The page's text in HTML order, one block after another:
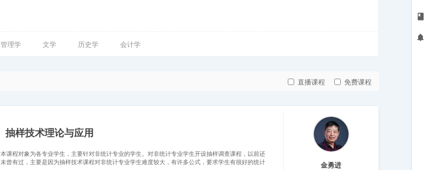
管理学 文学 历史学 会计学
直播课程 免费课程
抽样技术理论与应用
本课程对象为各专业学生，主要针对非统计专业的学生。对非统计专业学生开设抽样调查课程，以前还
未曾有过，主要是因为抽样技术课程对非统计专业学生难度较大，有许多公式，要求学生有很好的统计
金勇进